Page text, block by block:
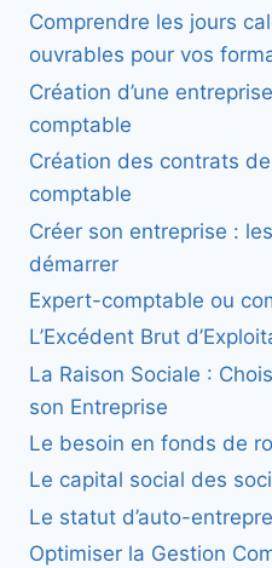
Comprendre les jours
ouvrables pour vos
Création d’une
comptable
Création des contrats
comptable
Créer son entreprise :
démarrer
Expert-comptable ou
L’Excédent Brut
La Raison Sociale :
son Entreprise
Le besoin en fonds de
Le capital social des
Le statut d’auto-
Optimiser la Gestion